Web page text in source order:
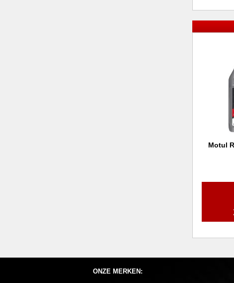
In
Motul
ONZE MERKEN: